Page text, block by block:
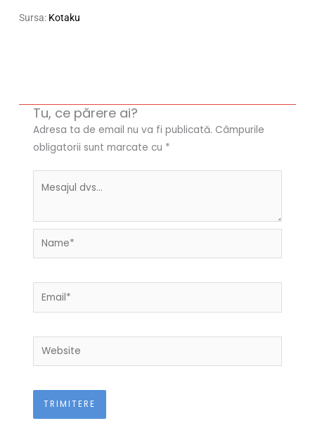
Sursa: Kotaku
Tu, ce părere ai?
Adresa ta de email nu va fi publicată. Câmpurile
obligatorii sunt marcate cu *
Name*
Email*
Website